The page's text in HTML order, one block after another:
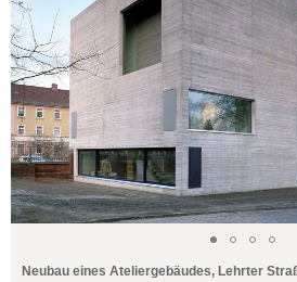
Neubau eines Ateliergebäudes, Lehrter